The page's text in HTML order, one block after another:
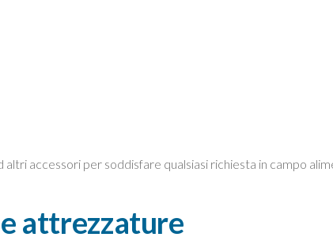
altri accessori per soddisfare qualsiasi richiesta in campo
attrezzature